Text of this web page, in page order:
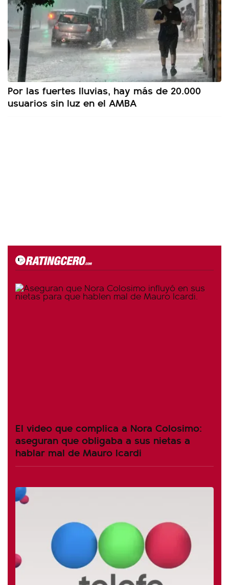
Por las fuertes lluvias, hay más de 20.000
usuarios sin luz en el AMBA
El video que complica a Nora Colosimo:
aseguran que obligaba a sus nietas a
hablar mal de Mauro Icardi